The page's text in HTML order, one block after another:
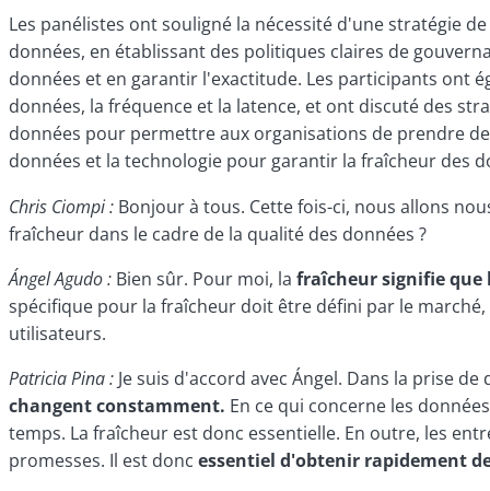
Les panélistes ont souligné la nécessité d'une stratégie
données, en établissant des politiques claires de
données et en garantir l'exactitude. Les participants ont
données, la fréquence et la latence, et ont discuté des
données pour permettre aux organisations de prendre
données et la technologie pour garantir la fraîcheur des
Chris Ciompi : Bonjour à tous. Cette fois-ci, nous allons
fraîcheur dans le cadre de la qualité des données ?
Ángel Agudo : Bien sûr. Pour moi, la fraîcheur signifie que
spécifique pour la fraîcheur doit être défini par le
utilisateurs.
Patricia Pina : Je suis d'accord avec Ángel. Dans la prise
changent constamment. En ce qui concerne les
temps. La fraîcheur est donc essentielle. En outre, les
promesses. Il est donc essentiel d'obtenir rapidement